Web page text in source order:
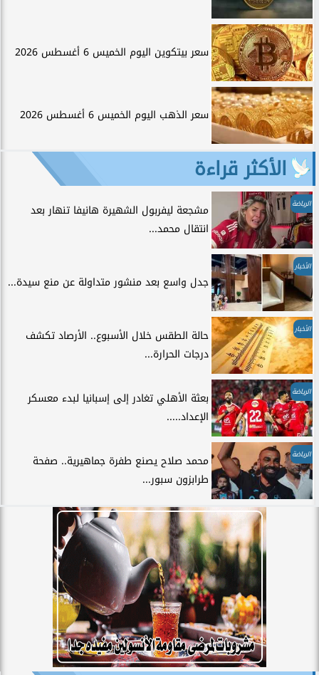
سعر بيتكوين اليوم الخميس 6 أغسطس 2026
سعر الذهب اليوم الخميس 6 أغسطس 2026
الأكثر قراءة
الرياضة
مشجعة ليفربول الشهيرة هانيفا تنهار بعد
انتقال محمد...
الأخبار
جدل واسع بعد منشور متداولة عن منع سيدة...
الأخبار
حالة الطقس خلال الأسبوع.. الأرصاد تكشف
درجات الحرارة...
الرياضة
بعثة الأهلي تغادر إلى إسبانيا لبدء معسكر
الإعداد.....
الرياضة
محمد صلاح يصنع طفرة جماهيرية.. صفحة
طرابزون سبور...